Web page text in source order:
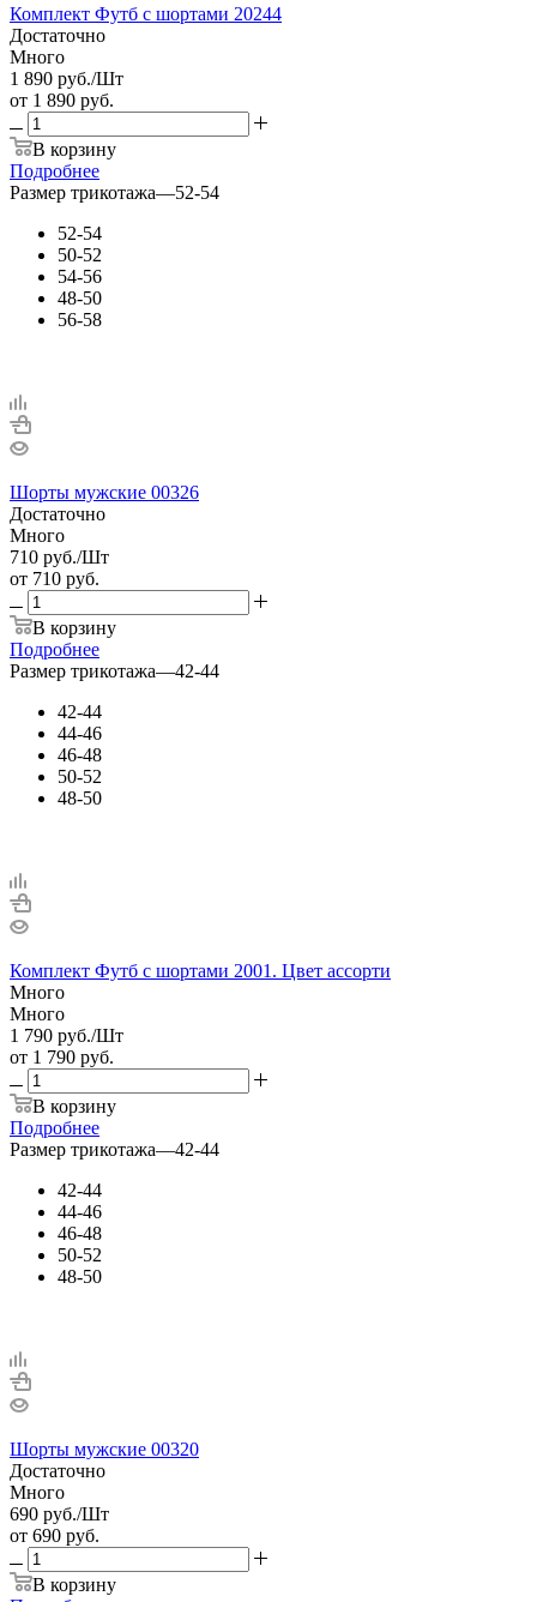
Комплект Футб с шортами 20244
Достаточно
Много
1 890 руб./Шт
от 1 890 руб.
В корзину
Подробнее
Размер трикотажа—52-54
52-54
50-52
54-56
48-50
56-58
Шорты мужские 00326
Достаточно
Много
710 руб./Шт
от 710 руб.
В корзину
Подробнее
Размер трикотажа—42-44
42-44
44-46
46-48
50-52
48-50
Комплект Футб с шортами 2001. Цвет ассорти
Много
Много
1 790 руб./Шт
от 1 790 руб.
В корзину
Подробнее
Размер трикотажа—42-44
42-44
44-46
46-48
50-52
48-50
Шорты мужские 00320
Достаточно
Много
690 руб./Шт
от 690 руб.
В корзину